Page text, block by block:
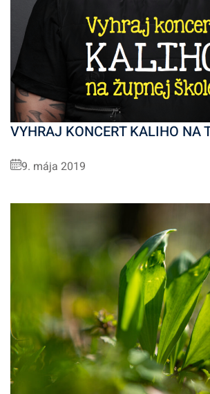
VYHRAJ KONCERT KALIHO NA
9. mája 2019